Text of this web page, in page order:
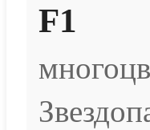
F1